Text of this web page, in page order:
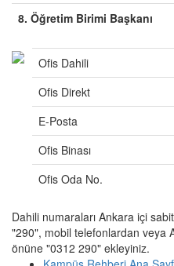
8. Öğretim Birimi Başkanı
Ofis Dahili
Ofis Direkt
E-Posta
Ofis Binası
Ofis Oda No.
Dahili numaraları Ankara içi
"290", mobil telefonlardan veya
önüne "0312 290" ekleyiniz.